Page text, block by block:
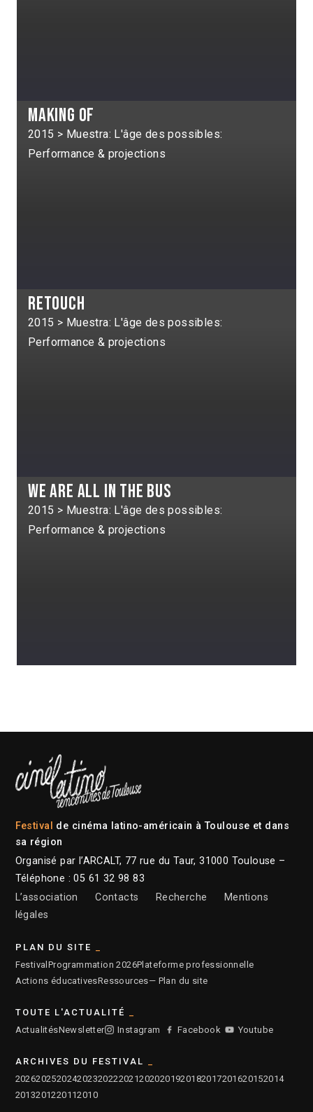
Making of
2015 > Muestra: L'âge des possibles:
Performance & projections
Retouch
2015 > Muestra: L'âge des possibles:
Performance & projections
We are all in the bus
2015 > Muestra: L'âge des possibles:
Performance & projections
Festival de cinéma latino-américain à Toulouse et dans
sa région
Organisé par l’ARCALT, 77 rue du Taur, 31000 Toulouse –
Téléphone : 05 61 32 98 83
L’association
Contacts Recherche
Mentions
légales
PLAN DU SITE
Festival Programmation 2026Plateforme professionnelle
Actions éducativesRessources— Plan du site
TOUTE L'ACTUALITÉ
ActualitésNewsletter Instagram Facebook Youtube
ARCHIVES DU FESTIVAL
2026202520242023202220212020201920182017201620152014
2013201220112010